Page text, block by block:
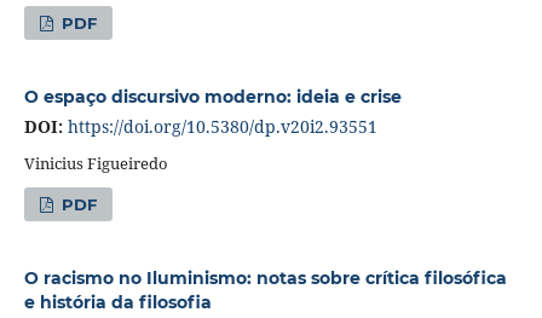
PDF
O espaço discursivo moderno: ideia e crise
DOI: https://doi.org/10.5380/dp.v20i2.93551
Vinicius Figueiredo
PDF
O racismo no Iluminismo: notas sobre crítica filosófica
e história da filosofia